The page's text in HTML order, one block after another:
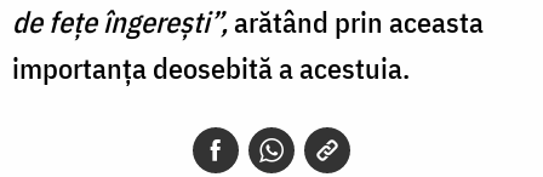
de fețe îngerești”,arătând prin aceasta
importanța deosebită a acestuia.